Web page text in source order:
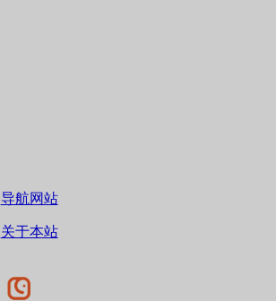
导航网站
关于本站